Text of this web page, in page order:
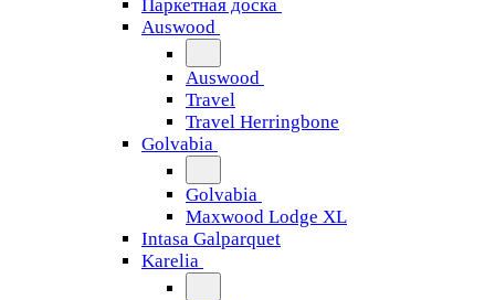
Паркетная доска
Auswood
Auswood
Travel
Travel Herringbone
Golvabia
Golvabia
Maxwood Lodge XL
Intasa Galparquet
Karelia